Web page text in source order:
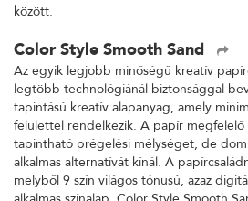
között.
Color Style Smooth Sand
Az egyik legjobb minőségű kreatív
legtöbb technológiánál biztonsággal
tapintású kreatív alapanyag, amely
felülettel rendelkezik. A papír megfelelő
tapintható prégelési mélységet, de
alkalmas alternatívát kínál. A
melyből 9 szín világos tónusú, azaz